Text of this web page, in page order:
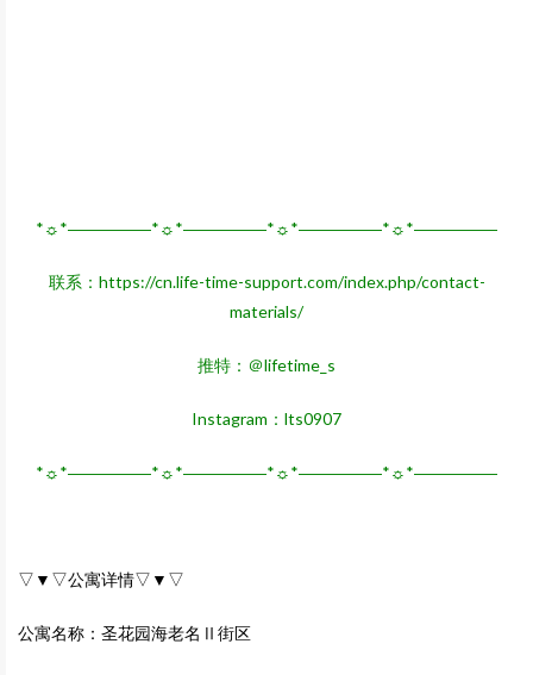
*☼*―――――*☼*―――――*☼*―――――*☼*―――――
联系： https://cn.life-time-support.com/index.php/contact-
materials/
推特：＠lifetime_s
Instagram：lts0907
*☼*―――――*☼*―――――*☼*―――――*☼*―――――
▽▼▽公寓详情▽▼▽
公寓名称：圣花园海老名Ⅱ街区